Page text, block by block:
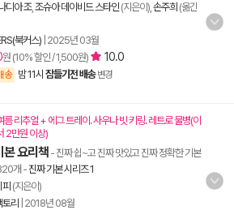
디아 조, 조슈아 데이비드 스타인 (지은이), 손주희 (옮긴
북커스) 2025년 03월
원 (10% 할인 / 1,500원) 10.0
송 밤 11시 잠들기전 배송 변경
름 리추얼 + 에그 트레이. 사우나 빗 키링. 레트로 물병(이
2만원 이상)
본 요리책 - 진짜 쉽~고 진짜 맛있고 진짜 정확한 기본
개 - 진짜 기본 시리즈 1
(지은이)
리
2018년 08월